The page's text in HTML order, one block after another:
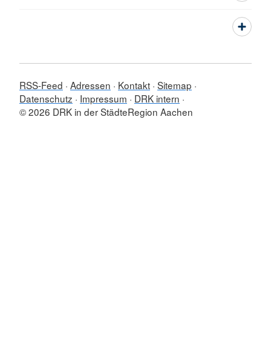
RSS-Feed Adressen Kontakt Sitemap
Datenschutz
Impressum
DRK intern
© 2026 DRK in der StädteRegion Aachen